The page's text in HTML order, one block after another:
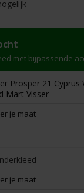
met bijpassende
Prosper 21 Cyprus
Mart Visser